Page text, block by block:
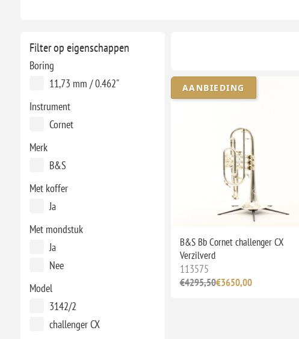
Filter op eigenschappen
Boring
11,73 mm / 0.462"
Instrument
Cornet
Merk
B&S
Met koffer
Ja
Met mondstuk
Ja
Nee
Model
3142/2
challenger CX
AANBIEDING
B&S Bb Cornet challenger CX
Verzilverd
113575
€4295,50€3650,00